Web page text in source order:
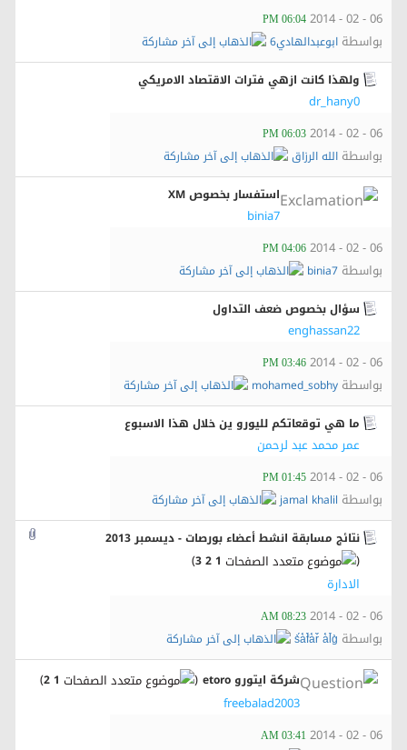
06 - 02 - 2014
06:04 PM
بواسطة ابوعبدالهادي6
ولهذا كانت ازهي فترات الاقتصاد الامريكي
dr_hany0
06 - 02 - 2014
06:03 PM
بواسطة الله الرزاق
استفسار بخصوص XM
binia7
06 - 02 - 2014
04:06 PM
بواسطة binia7
سؤال بخصوص ضعف التداول
enghassan22
06 - 02 - 2014
03:46 PM
بواسطة mohamed_sobhy
ما هي توقعاتكم لليورو ين خلال هذا الاسبوع
عمر محمد عبد لرحمن
06 - 02 - 2014
01:45 PM
بواسطة jamal khalil
نتائج مسابقة انشط أعضاء بورصات - ديسمبر 2013
(
1
2
3
)
الادارة
06 - 02 - 2014
08:23 AM
بواسطة s̀́à́f̀́à́r̀́ à́l̀́g̀
شركة ايتورو etoro (
1
2
)
freebalad2003
06 - 02 - 2014
03:41 AM